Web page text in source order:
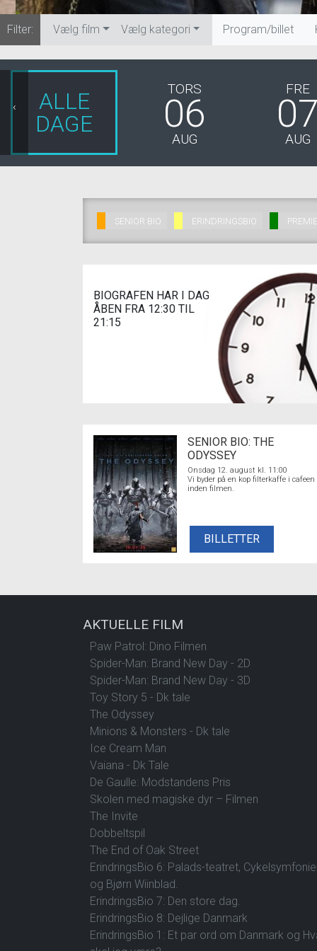
Filter: Vælg film Vælg kategori Program/billet
‹
ALLE
DAGE
TORS
06
AUG
FRE
07
AUG
SENIOR BIO ERINDRINGSBIO
BIOGRAFEN HAR I DAG
ÅBEN FRA 12:30 TIL
21:15
SENIOR BIO: THE
ODYSSEY
Onsdag 12. august kl. 11:00
Vi byder på en kop filterkaffe i cafeen
inden filmen.
BILLETTER
AKTUELLE FILM
Paw Patrol: Dino Filmen
Spider-Man: Brand New Day - 2D
Spider-Man: Brand New Day - 3D
Toy Story 5 - Dk tale
The Odyssey
Minions & Monsters - Dk tale
Ice Cream Man
Vaiana - Dk Tale
De Gaulle: Modstandens Pris
Skolen med magiske dyr – Filmen
The Invite
Dobbeltspil
The End of Oak Street
ErindringsBio 6: Palads-teatret,
og Bjørn Wiinblad.
ErindringsBio 7: Den store dag.
ErindringsBio 8: Dejlige Danmark
ErindringsBio 1: Et par ord om Danmark og